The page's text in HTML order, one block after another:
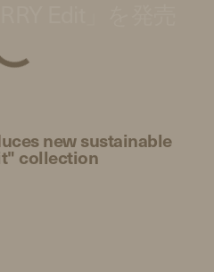
new sustainable
collection